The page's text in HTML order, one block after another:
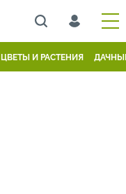
ЦВЕТЫ И РАСТЕНИЯ